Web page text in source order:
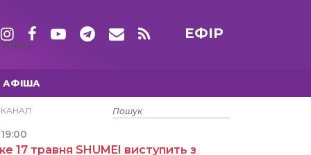
ЕФІР
АФІША
15 ТРАВНЯ
19:00
17 травня SHUMEI виступить з